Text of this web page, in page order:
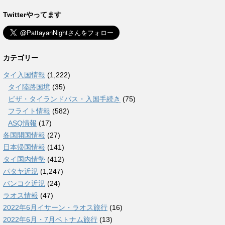
Twitterやってます
カテゴリー
タイ入国情報 (1,222)
タイ陸路国境 (35)
ビザ・タイランドパス・入国手続き (75)
フライト情報 (582)
ASQ情報 (17)
各国開国情報 (27)
日本帰国情報 (141)
タイ国内情勢 (412)
パタヤ近況 (1,247)
バンコク近況 (24)
ラオス情報 (47)
2022年6月イサーン・ラオス旅行 (16)
2022年6月・7月ベトナム旅行 (13)